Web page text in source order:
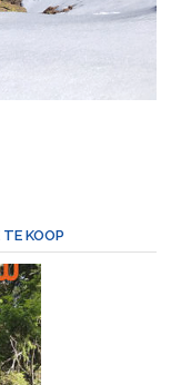
KOOP